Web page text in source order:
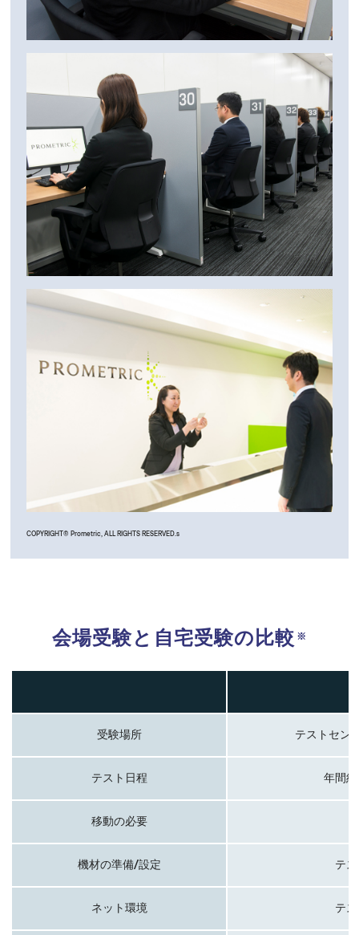
COPYRIGHT© Prometric, ALL RIGHTS RESERVED.s
会場受験と自宅受験の比較 ※
受験場所 テストセン
テスト日程 年間
移動の必要
機材の準備/設定 テ
ネット環境 テ